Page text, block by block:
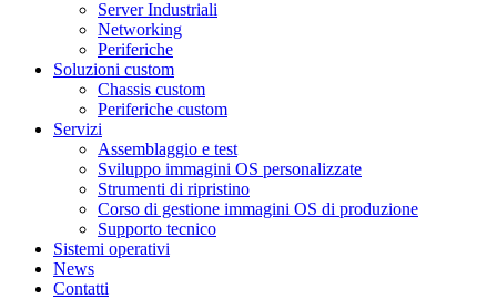
Server Industriali
Networking
Periferiche
Soluzioni custom
Chassis custom
Periferiche custom
Servizi
Assemblaggio e test
Sviluppo immagini OS personalizzate
Strumenti di ripristino
Corso di gestione immagini OS di produzione
Supporto tecnico
Sistemi operativi
News
Contatti